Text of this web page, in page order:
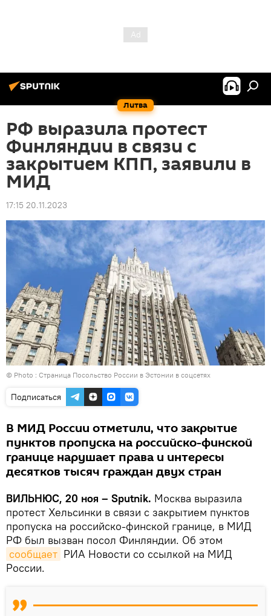
Литва
РФ выразила протест
Финляндии в связи с
закрытием КПП, заявили в
МИД
17:15 20.11.2023
© Photo : Страница Посольство России в Эстонии в соцсетях
Подписаться
В МИД России отметили, что закрытие
пунктов пропуска на российско-финской
границе нарушает права и интересы
десятков тысяч граждан двух стран
ВИЛЬНЮС, 20 ноя – Sputnik. Москва выразила
протест Хельсинки в связи с закрытием пунктов
пропуска на российско-финской границе, в МИД
РФ был вызван посол Финляндии. Об этом
сообщает РИА Новости со ссылкой на МИД
России.